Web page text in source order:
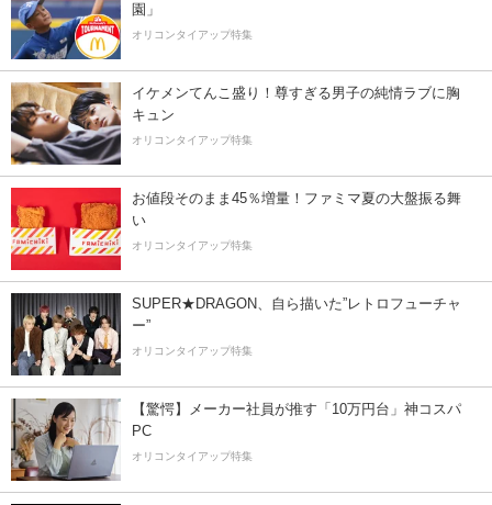
園」
オリコンタイアップ特集
イケメンてんこ盛り！尊すぎる男子の純情ラブに胸
キュン
オリコンタイアップ特集
お値段そのまま45％増量！ファミマ夏の大盤振る舞
い
オリコンタイアップ特集
SUPER★DRAGON、自ら描いた”レトロフューチャ
ー”
オリコンタイアップ特集
【驚愕】メーカー社員が推す「10万円台」神コスパ
PC
オリコンタイアップ特集